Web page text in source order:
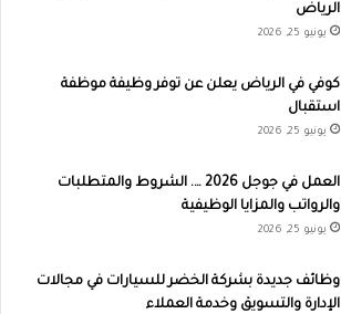
الرياض
يونيو 25, 2026
كوفي في الرياض يعلن عن توفر وظيفة موظفة
استقبال
يونيو 25, 2026
العمل في جوجل 2026 …. الشروط والمتطلبات
والرواتب والمزايا الوظيفية
يونيو 25, 2026
وظائف جديدة بشركة الخضر للسيارات في مجالات
الإدارة والتسويق وخدمة العملاء